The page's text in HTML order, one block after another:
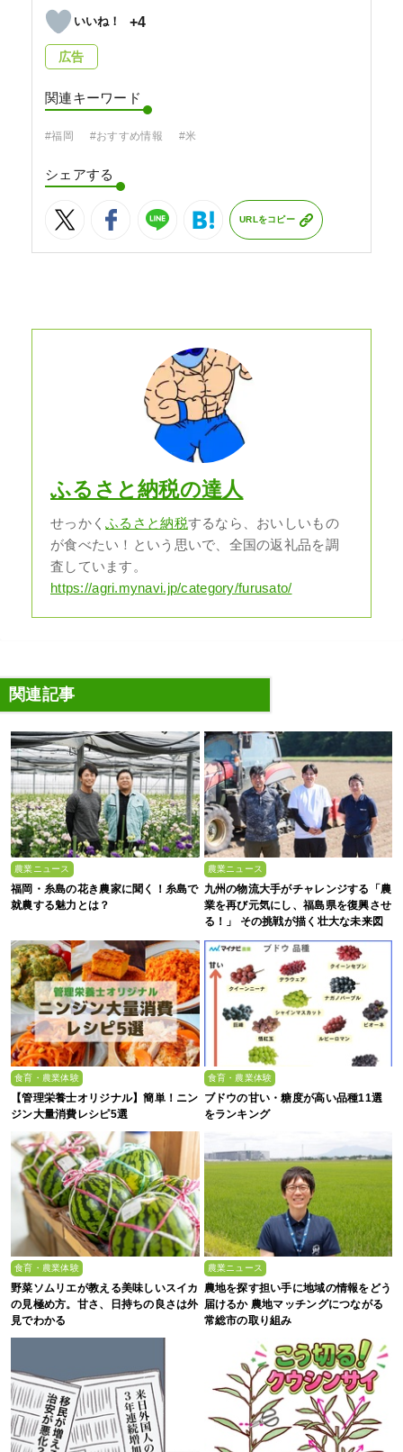
+4
広告
関連キーワード
#福岡 #おすすめ情報 #米
シェアする
URLをコピー
ふるさと納税の達人
せっかくふるさと納税するなら、おいしいもの
が食べたい！という思いで、全国の返礼品を調
査しています。
https://agri.mynavi.jp/category/furusato/
関連記事
農業ニュース
福岡・糸島の花き農家に聞く！糸島で
就農する魅力とは？
農業ニュース
九州の物流大手がチャレンジする「農
業を再び元気にし、福島県を復興させ
る！」 その挑戦が描く壮大な未来図
とは！？
食育・農業体験
【管理栄養士オリジナル】簡単！ニン
ジン大量消費レシピ5選
食育・農業体験
ブドウの甘い・糖度が高い品種11選
をランキング
食育・農業体験
野菜ソムリエが教える美味しいスイカ
の見極め方。甘さ、日持ちの良さは外
見でわかる
農業ニュース
農地を探す担い手に地域の情報をどう
届けるか 農地マッチングにつながる
常総市の取り組み